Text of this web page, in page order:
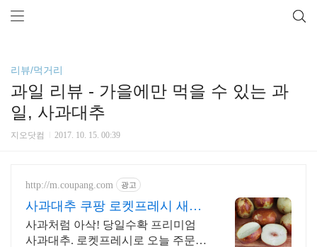
리뷰/먹거리
과일 리뷰 - 가을에만 먹을 수 있는 과
일, 사과대추
지오닷컴 2017. 10. 15. 00:39
http://m.coupang.com 광고
사과대추 쿠팡 로켓프레시 새벽
배송
사과처럼 아삭! 당일수확 프리미엄
사과대추. 로켓프레시로 오늘 주문,